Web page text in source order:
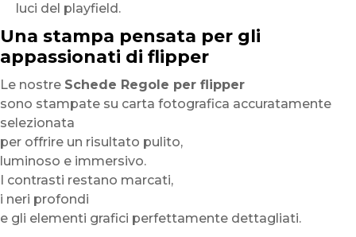
luci del playfield.
Una stampa pensata per gli
appassionati di flipper
Le nostre Schede Regole per flipper
sono stampate su carta fotografica accuratamente
selezionata
per offrire un risultato pulito,
luminoso e immersivo.
I contrasti restano marcati,
i neri profondi
e gli elementi grafici perfettamente dettagliati.